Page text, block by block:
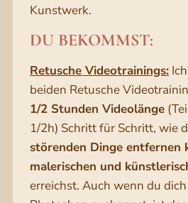
Kunstwerk.
DU BEKOMMST:
Retusche Videotrainings:
beiden Retusche
1/2 Stunden Videolänge
1/2h) Schritt für Schritt, wie
störenden Dinge entfernen
malerischen und
erreichst. Auch wenn du